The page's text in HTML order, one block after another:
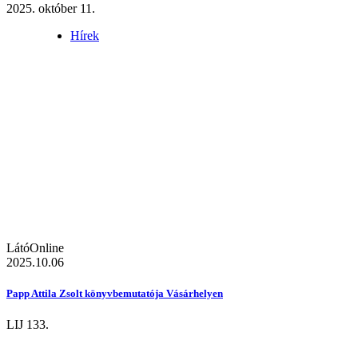
2025. október 11.
Hírek
LátóOnline
2025.10.06
Papp Attila Zsolt könyvbemutatója Vásárhelyen
LIJ 133.